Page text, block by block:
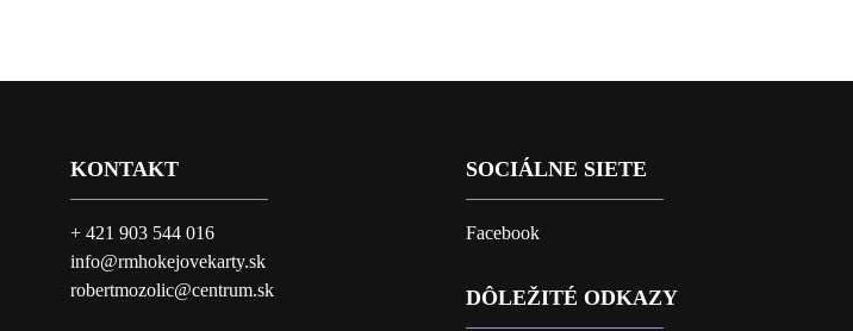
KONTAKT
+ 421 903 544 016
info@rmhokejovekarty.sk
robertmozolic@centrum.sk
SOCIÁLNE SIETE
Facebook
DÔLEŽITÉ ODKAZY